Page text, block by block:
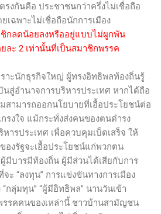
งกันคือ ประชาชนกว่าครึ่งไม่เชื่อถือ
เฉพาะไม่เชื่อถือนักการเมือง
กลดน้อยลงหรืออยู่แบบไม่ผูกพัน
ละ 2 เท่านั้นที่เป็นสมาชิกพรรค
ราะนักธุรกิจใหญ่ ผู้ทรงอิทธิพลท้องถิ่นรู้
นสู่อำนาจการบริหารประเทศ หากได้ถือ
สามารถออกนโยบายที่เอื้อประโยชน์ต่อ
รงใจ แม้กระทั่งส่งคนของตนดำรง
ารประเทศ เพื่อควบคุมเบ็ดเสร็จ ให้
องรัฐจะเอื้อประโยชน์แก่พวกตน
รมีท้องถิ่น ผู้มีส่วนได้เสียกับการ
ะ “ลงทุน” การแข่งขันทางการเมือง
กลุ่มทุน” “ผู้มีอิทธิพล” นานวันเข้า
รรคคนของเหล่านี้ ชาวบ้านสามัญชน